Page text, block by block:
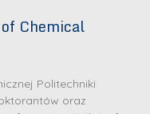
Chemical
Politechniki
oraz